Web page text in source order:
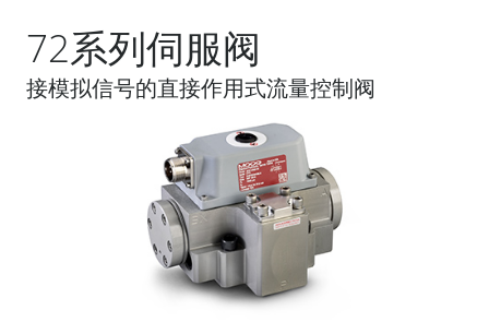
72系列伺服阀
接模拟信号的直接作用式流量控制阀